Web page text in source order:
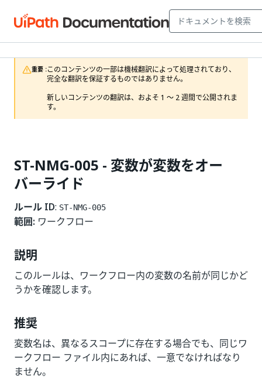
重要 :このコンテンツの一部は機械翻訳によって処理されており、
完全な翻訳を保証するものではありません。
新しいコンテンツの翻訳は、およそ 1 ～ 2 週間で公開されま
す。
ST-NMG-005 - 変数が変数をオー
バーライド
ルール ID: ST-NMG-005
範囲: ワークフロー
説明
このルールは、ワークフロー内の変数の名前が同じかど
うかを確認します。
推奨
変数名は、異なるスコープに存在する場合でも、同じワ
ークフロー ファイル内にあれば、一意でなければなり
ません。